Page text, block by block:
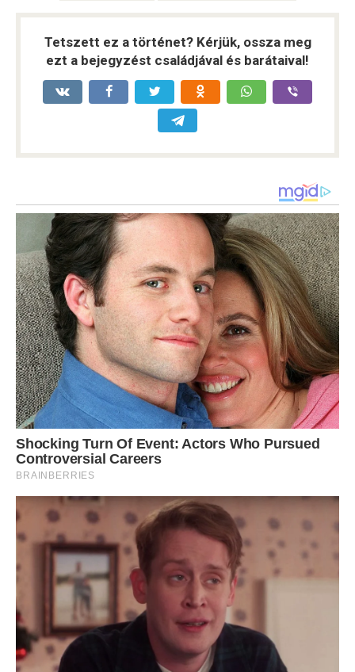
Tetszett ez a történet? Kérjük, ossza meg
ezt a bejegyzést családjával és barátaival!